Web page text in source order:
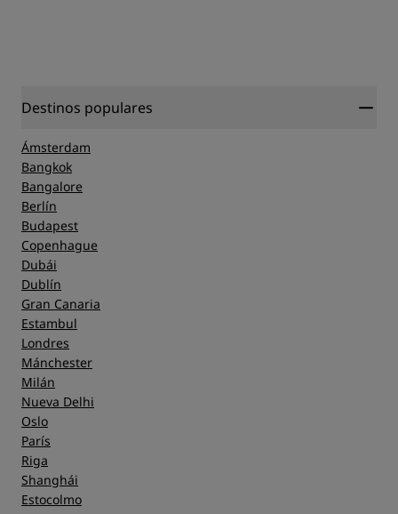
Destinos populares
Ámsterdam
Bangkok
Bangalore
Berlín
Budapest
Copenhague
Dubái
Dublín
Gran Canaria
Estambul
Londres
Mánchester
Milán
Nueva Delhi
Oslo
París
Riga
Shanghái
Estocolmo